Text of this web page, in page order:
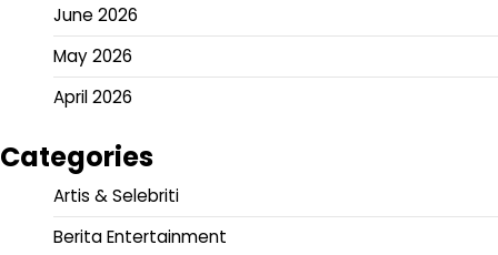
June 2026
May 2026
April 2026
Categories
Artis & Selebriti
Berita Entertainment